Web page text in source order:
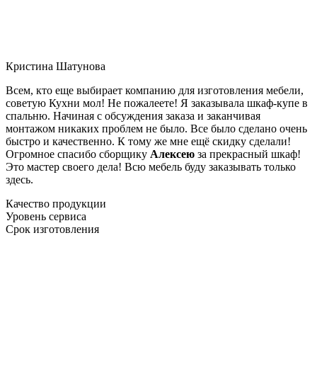
Кристина Шатунова
Всем, кто еще выбирает компанию для изготовления мебели,
советую Кухни мол! Не пожалеете! Я заказывала шкаф-купе в
спальню. Начиная с обсуждения заказа и заканчивая
монтажом никаких проблем не было. Все было сделано очень
быстро и качественно. К тому же мне ещё скидку сделали!
Огромное спасибо сборщику Алексею за прекрасный шкаф!
Это мастер своего дела! Всю мебель буду заказывать только
здесь.
Качество продукции
Уровень сервиса
Срок изготовления